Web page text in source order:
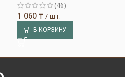
(46)
1 060₸ / шт.
В КОРЗИНУ